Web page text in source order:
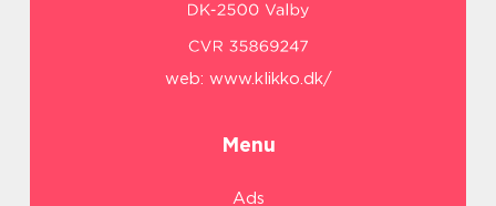
web: www.klikko.dk/
Menu
Ads